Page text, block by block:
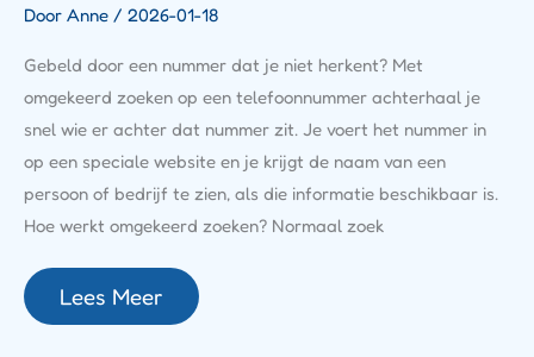
Door Anne / 2026-01-18
Gebeld door een nummer dat je niet herkent? Met
omgekeerd zoeken op een telefoonnummer achterhaal je
snel wie er achter dat nummer zit. Je voert het nummer in
op een speciale website en je krijgt de naam van een
persoon of bedrijf te zien, als die informatie beschikbaar is.
Hoe werkt omgekeerd zoeken? Normaal zoek
Lees Meer